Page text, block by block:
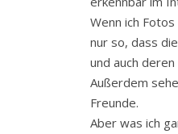
Wenn ich
nur so, dass
und auch
Außerdem
Freunde.
Aber was ich